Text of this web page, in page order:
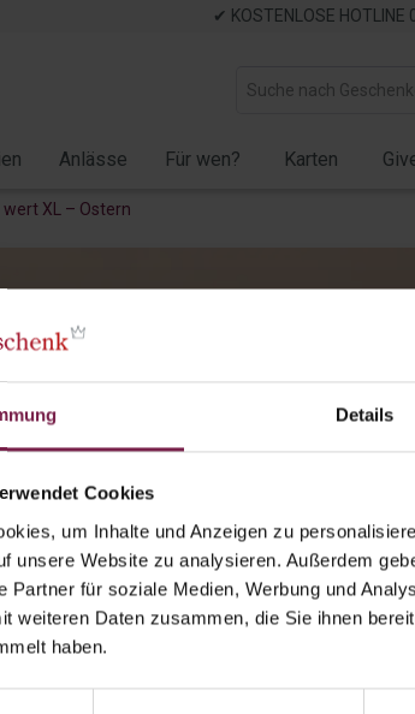
Details
Cookies
um Inhalte und Anzeigen zu
unsere Website zu analysieren. Außerdem
Partner für soziale Medien, Werbung und
weiteren Daten zusammen, die Sie ihnen
haben.
✔ KOSTENLOSE HOTLINE
Anlässe Für wen? Karten
wert XL – Ostern